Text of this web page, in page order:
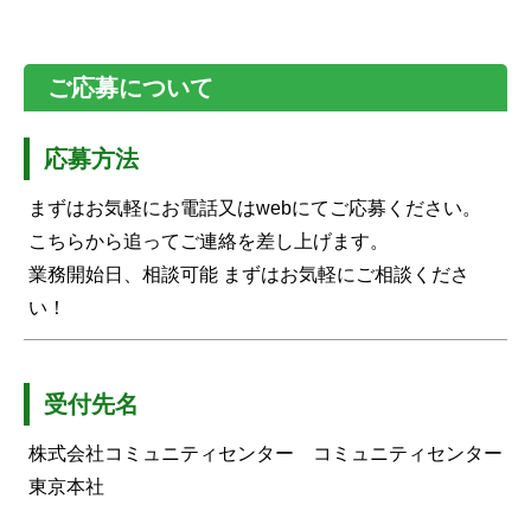
ご応募について
応募方法
まずはお気軽にお電話又はwebにてご応募ください。
こちらから追ってご連絡を差し上げます。
業務開始日、相談可能 まずはお気軽にご相談くださ
い！
受付先名
株式会社コミュニティセンター コミュニティセンター
東京本社